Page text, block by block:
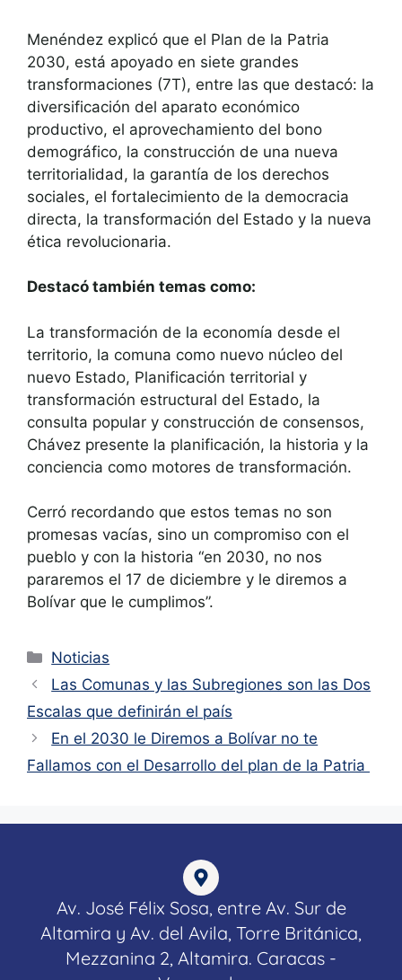
Menéndez explicó que el Plan de la Patria
2030, está apoyado en siete grandes
transformaciones (7T), entre las que destacó: la
diversificación del aparato económico
productivo, el aprovechamiento del bono
demográfico, la construcción de una nueva
territorialidad, la garantía de los derechos
sociales, el fortalecimiento de la democracia
directa, la transformación del Estado y la nueva
ética revolucionaria.
Destacó también temas como:
La transformación de la economía desde el
territorio, la comuna como nuevo núcleo del
nuevo Estado, Planificación territorial y
transformación estructural del Estado, la
consulta popular y construcción de consensos,
Chávez presente la planificación, la historia y la
conciencia como motores de transformación.
Cerró recordando que estos temas no son
promesas vacías, sino un compromiso con el
pueblo y con la historia “en 2030, no nos
pararemos el 17 de diciembre y le diremos a
Bolívar que le cumplimos”.
Noticias
Las Comunas y las Subregiones son las Dos
Escalas que definirán el país
En el 2030 le Diremos a Bolívar no te
Fallamos con el Desarrollo del plan de la Patria
Av. José Félix Sosa, entre Av. Sur de
Altamira y Av. del Avila, Torre Británica,
Mezzanina 2, Altamira. Caracas -